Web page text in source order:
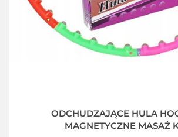
ODCHUDZAJĄCE HULA
MAGNETYCZNE MASAŻ